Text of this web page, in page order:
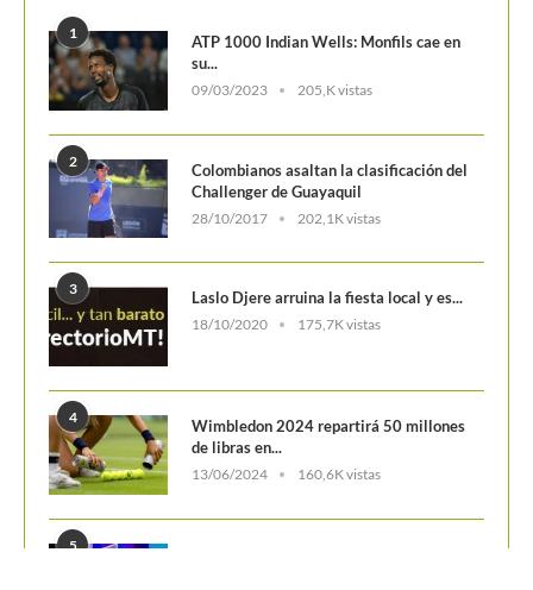
1
ATP 1000 Indian Wells: Monfils cae en
su...
09/03/2023 205,K vistas
2
Colombianos asaltan la clasificación del
Challenger de Guayaquil
28/10/2017 202,1K vistas
3 Laslo Djere arruina la fiesta local y es...
18/10/2020 175,7K vistas
4
Wimbledon 2024 repartirá 50 millones
de libras en...
13/06/2024 160,6K vistas